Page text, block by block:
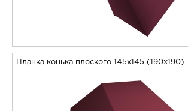
Планка конька плоского 145х145 (190х190)